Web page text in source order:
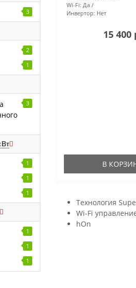
3
2
1
3
1
1
1
1
1
1
Wi-Fi: Да
Инвертор: Нет
15 400
В
Технология
Wi-Fi
hOn